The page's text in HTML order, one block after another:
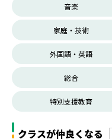
音楽
家庭・技術
外国語・英語
総合
特別支援教育
クラスが仲良くなる